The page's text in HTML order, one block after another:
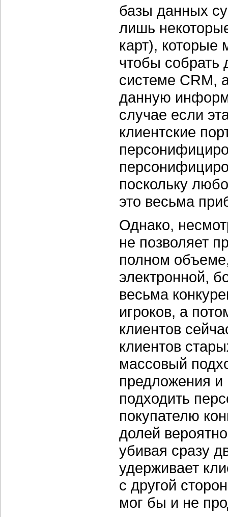
базы данных
лишь
карт), которые
чтобы собрать
системе CRM,
данную
случае если
клиентские
поскольку
это весьма
Однако,
не позволяет
полном
электронной,
весьма
игроков, а
клиентов
клиентов
массовый
предложения
подходить
покупателю
долей
убивая сразу
удерживает
с другой
мог бы и не